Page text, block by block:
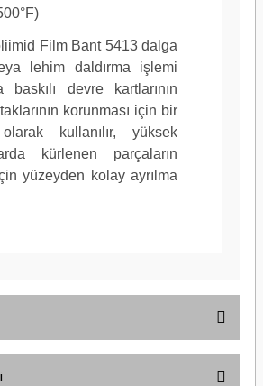
Film Bant 5413 dalga
lehim daldırma işlemi
baskılı devre kartlarının
korunması için bir
kullanılır, yüksek
kürlenen parçaların
yüzeyden kolay ayrılma